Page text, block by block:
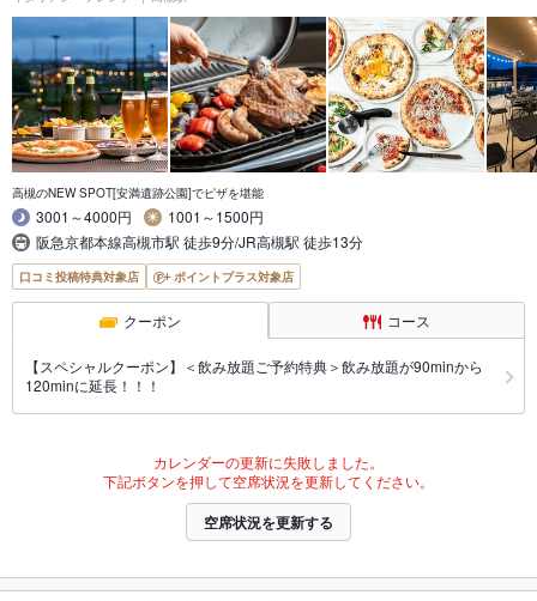
高槻のNEW SPOT[安満遺跡公園]でピザを堪能
3001～4000円
1001～1500円
阪急京都本線高槻市駅 徒歩9分/JR高槻駅 徒歩13分
口コミ投稿特典対象店 ポイントプラス対象店
クーポン コース
【スペシャルクーポン】＜飲み放題ご予約特典＞飲み放題が90minから
120minに延長！！！
カレンダーの更新に失敗しました。
下記ボタンを押して空席状況を更新してください。
空席状況を更新する